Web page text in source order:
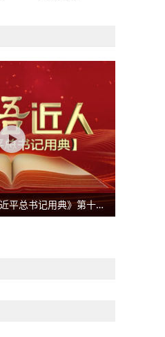
《平“语”近人——习近平总书记用典》第十一集：咬定青山不放松